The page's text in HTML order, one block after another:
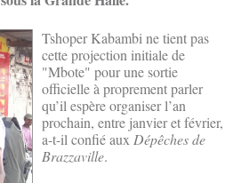
Tshoper Kabambi ne tient pas
cette projection initiale de
"Mbote" pour une sortie
officielle à proprement parler
qu’il espère organiser l’an
prochain, entre janvier et février,
a-t-il confié aux Dépêches de
Brazzaville.